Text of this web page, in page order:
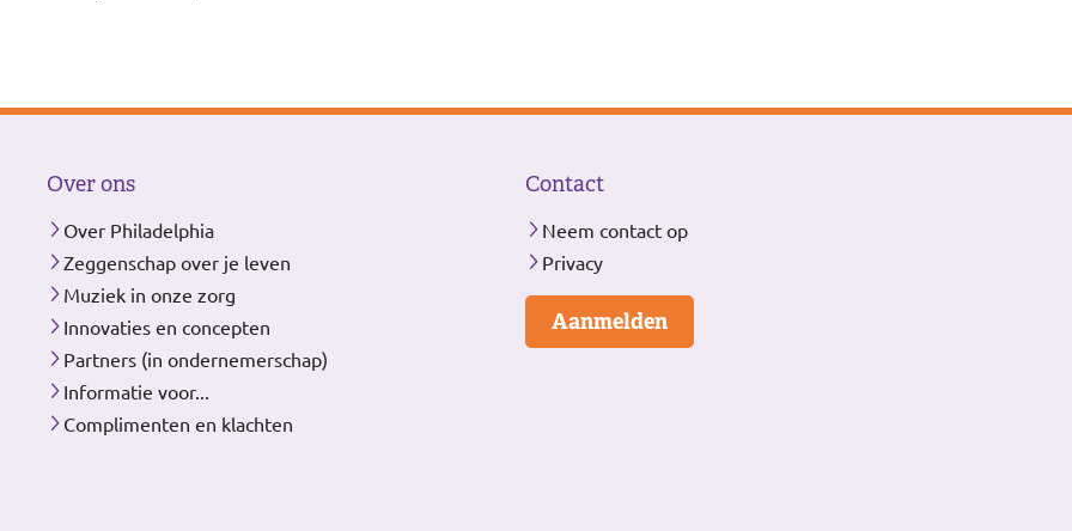
Over ons
Over Philadelphia
Zeggenschap over je leven
Muziek in onze zorg
Innovaties en concepten
Partners (in ondernemerschap)
Informatie voor...
Complimenten en klachten
Contact
Neem contact op
Privacy
Aanmelden